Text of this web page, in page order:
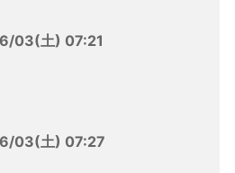
03(土) 07:21
03(土) 07:27